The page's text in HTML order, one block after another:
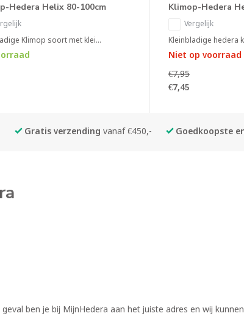
Hedera Helix 80-100cm
Klimop soort met klei...
Klimop-Hedera
Vergelijk
Kleinbladige hedera
Niet op voorraad
€7,95
€7,45
Gratis verzending vanaf €450,- Goedkoopste
ben je bij MijnHedera aan het juiste adres en wij